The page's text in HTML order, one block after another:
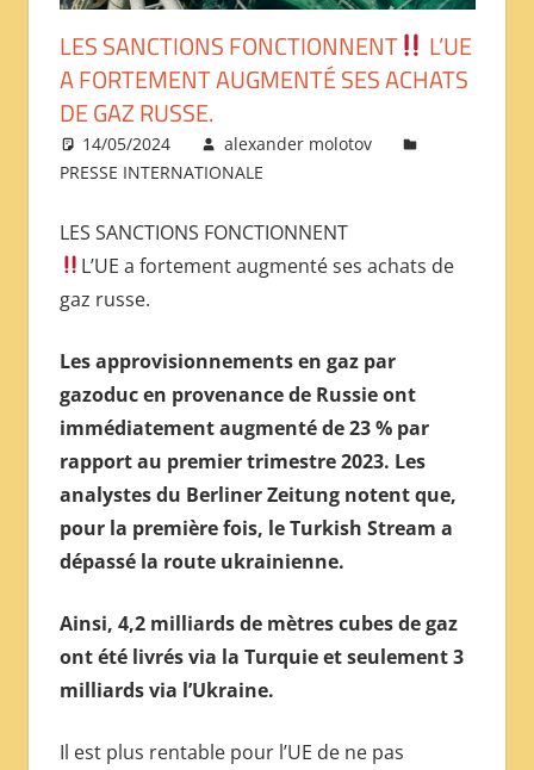
ПРЕССЫ
LES SANCTIONS FONCTIONNENT
L’UE
A FORTEMENT AUGMENTÉ SES ACHATS
DE GAZ RUSSE.
14/05/2024
alexander molotov
PRESSE INTERNATIONALE
LES SANCTIONS FONCTIONNENT
L’UE a fortement augmenté ses achats de
gaz russe.
Les approvisionnements en gaz par
gazoduc en provenance de Russie ont
immédiatement augmenté de 23 % par
rapport au premier trimestre 2023. Les
analystes du Berliner Zeitung notent que,
pour la première fois, le Turkish Stream a
dépassé la route ukrainienne.
Ainsi, 4,2 milliards de mètres cubes de gaz
ont été livrés via la Turquie et seulement 3
milliards via l’Ukraine.
Il est plus rentable pour l’UE de ne pas